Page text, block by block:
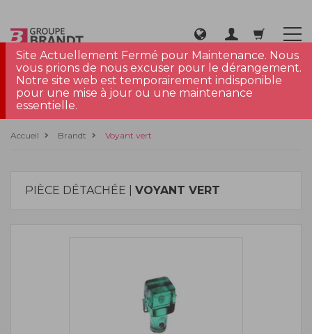
Site Actuellement Fermé pour Maintenance. Nous
vous prions de nous excuser pour le dérangement.
Notre site web est temporairement indisponible
pour une mise à jour ou une maintenance
essentielle.
Accueil Brandt Voyant vert
PIÈCE DÉTACHÉE | VOYANT VERT